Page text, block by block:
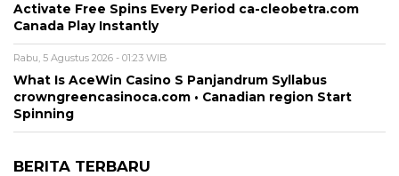
Activate Free Spins Every Period ca-cleobetra.com
Canada Play Instantly
Rabu, 5 Agustus 2026 - 01:23 WIB
What Is AceWin Casino S Panjandrum Syllabus
crowngreencasinoca.com • Canadian region Start
Spinning
BERITA TERBARU